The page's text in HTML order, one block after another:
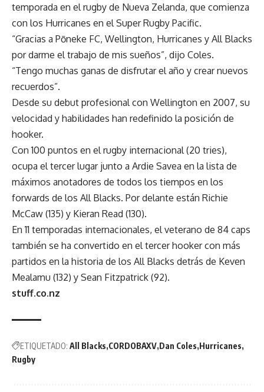
temporada en el rugby de Nueva Zelanda, que comienza
con los Hurricanes en el Super Rugby Pacific.
“Gracias a Pōneke FC, Wellington, Hurricanes y All Blacks
por darme el trabajo de mis sueños”, dijo Coles.
“Tengo muchas ganas de disfrutar el año y crear nuevos
recuerdos”.
Desde su debut profesional con Wellington en 2007, su
velocidad y habilidades han redefinido la posición de
hooker.
Con 100 puntos en el rugby internacional (20 tries),
ocupa el tercer lugar junto a Ardie Savea en la lista de
máximos anotadores de todos los tiempos en los
forwards de los All Blacks. Por delante están Richie
McCaw (135) y Kieran Read (130).
En 11 temporadas internacionales, el veterano de 84 caps
también se ha convertido en el tercer hooker con más
partidos en la historia de los All Blacks detrás de Keven
Mealamu (132) y Sean Fitzpatrick (92).
stuff.co.nz
ETIQUETADO: All Blacks CORDOBAXV Dan Coles Hurricanes
Rugby